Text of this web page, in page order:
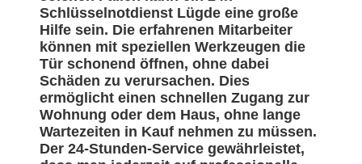
Schlüsselnotdienst Lügde eine große
Hilfe sein. Die erfahrenen Mitarbeiter
können mit speziellen Werkzeugen die
Tür schonend öffnen, ohne dabei
Schäden zu verursachen. Dies
ermöglicht einen schnellen Zugang zur
Wohnung oder dem Haus, ohne lange
Wartezeiten in Kauf nehmen zu müssen.
Der 24-Stunden-Service gewährleistet,